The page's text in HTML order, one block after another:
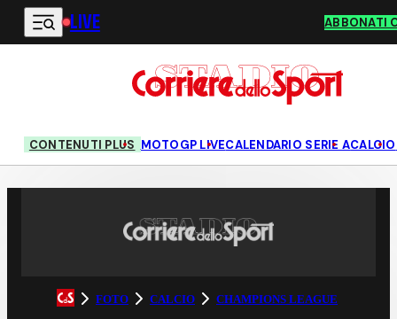
Vai al contenuto principale
LIVE ABBONATI
CONTENUTI PLUS MOTOGP LIVECALENDARIO SERIE ACALCIO
FOTO CALCIO CHAMPIONS LEAGUE